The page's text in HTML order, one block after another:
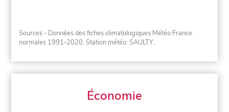
Sources - Données des fiches climatologiques Météo France ·
normales 1991-2020. Station météo: SAULTY.
Économie